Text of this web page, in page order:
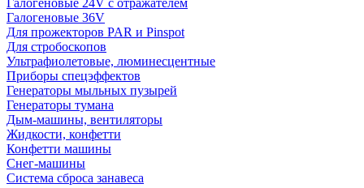
Галогеновые 24V с отражателем
Галогеновые 36V
Для прожекторов PAR и Pinspot
Для стробоскопов
Ультрафиолетовые, люминесцентные
Приборы спецэффектов
Генераторы мыльных пузырей
Генераторы тумана
Дым-машины, вентиляторы
Жидкости, конфетти
Конфетти машины
Снег-машины
Система сброса занавеса